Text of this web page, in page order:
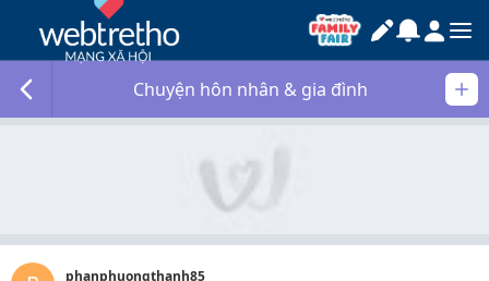
Chuyện hôn nhân & gia đình
phanphuongthanh85